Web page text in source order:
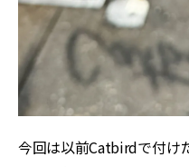
今回は以前Catbirdで付け